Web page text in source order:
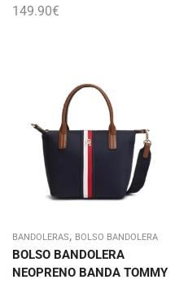
149.90€
BANDOLERAS, BOLSO BANDOLERA
BOLSO BANDOLERA
NEOPRENO BANDA TOMMY